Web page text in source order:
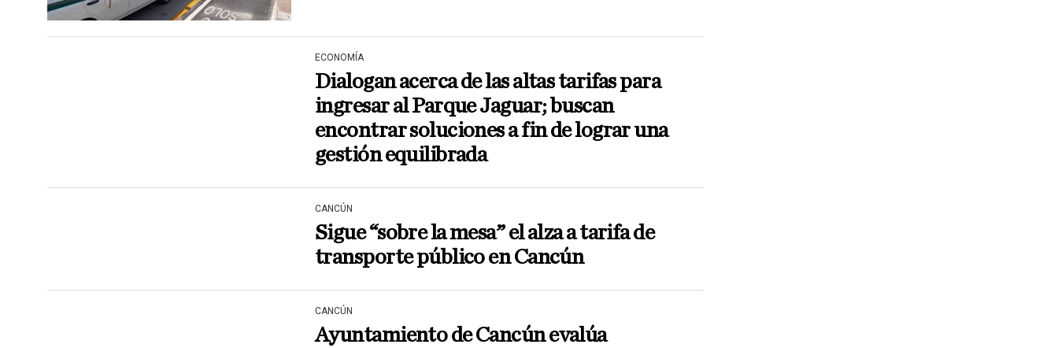
ECONOMÍA
Dialogan acerca de las altas tarifas para
ingresar al Parque Jaguar; buscan
encontrar soluciones a fin de lograr una
gestión equilibrada
CANCÚN
Sigue “sobre la mesa” el alza a tarifa de
transporte público en Cancún
CANCÚN
Ayuntamiento de Cancún evalúa